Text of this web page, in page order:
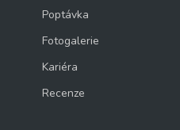
Poptávka
Fotogalerie
Kariéra
Recenze